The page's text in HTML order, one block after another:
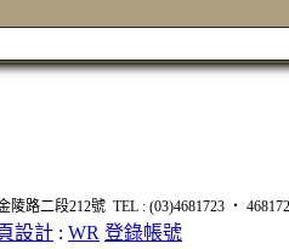
路二段212號 TEL : (03)4681723 ‧
設計 : WR 登錄帳號